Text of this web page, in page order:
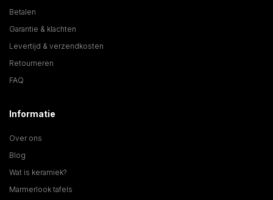
Betalen
Garantie & klachten
Levertijd & verzendkosten
Retourneren
FAQ
Informatie
Over ons
Blog
Wat is keramiek?
Marmerlook tafels